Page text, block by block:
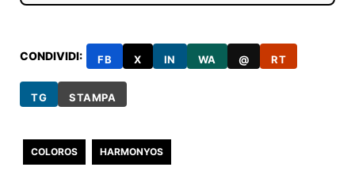
CONDIVIDI: FB X IN WA @ RT
TG STAMPA
COLOROS HARMONYOS